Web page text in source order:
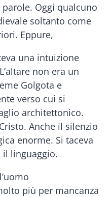
Oggi qualcuno
soltanto come
Eppure,
una intuizione
non era un
Golgota e
verso cui si
architettonico.
Anche il silenzio
enorme. Si taceva
linguaggio.
più per mancanza